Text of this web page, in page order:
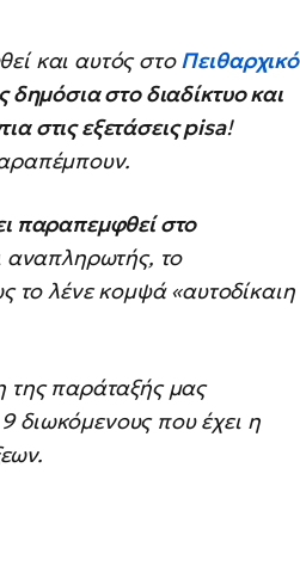
και αυτός στοΠειθαρχικό
δημόσια στο διαδίκτυο και
στις εξετάσεις pisa!
παραπεμφθεί στο
αναπληρωτής, το
λένε κομψά «αυτοδίκαιη
της παράταξής μας
διωκόμενους που έχει η